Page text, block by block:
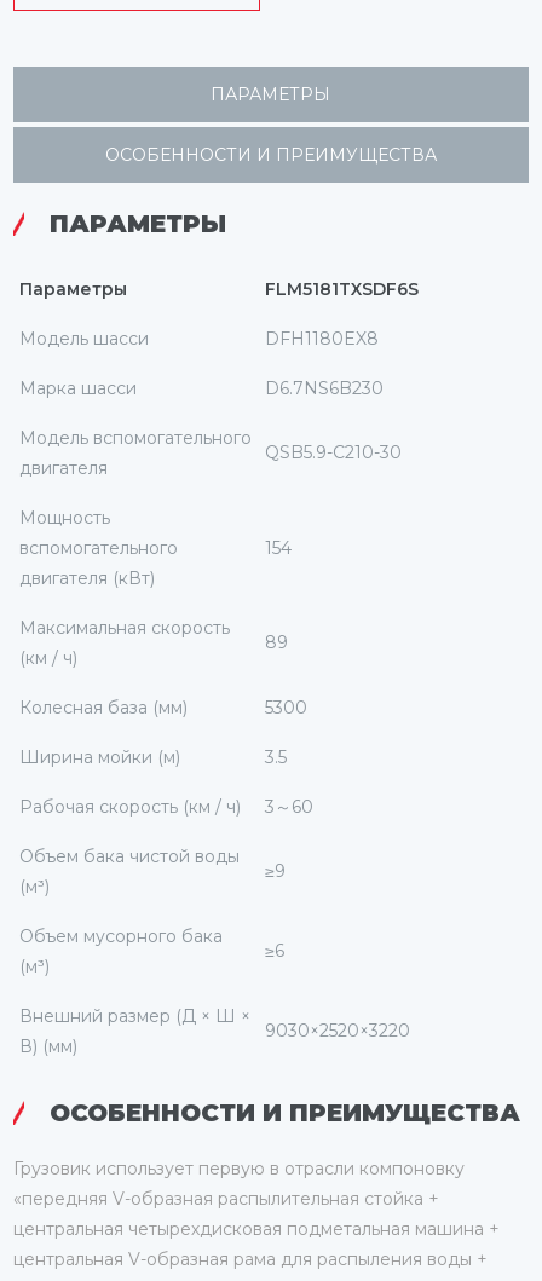
ПАРАМЕТРЫ
ОСОБЕННОСТИ И ПРЕИМУЩЕСТВА
ПАРАМЕТРЫ
Параметры FLM5181TXSDF6S
Модель шасси DFH1180EX8
Марка шасси D6.7NS6B230
Модель вспомогательного
двигателя
QSB5.9-C210-30
Мощность
вспомогательного
двигателя (кВт)
154
Максимальная скорость
(км / ч)
89
Колесная база (мм) 5300
Ширина мойки (м) 3.5
Рабочая скорость (км / ч) 3～60
Объем бака чистой воды
(м³)
≥9
Объем мусорного бака
(м³)
≥6
Внешний размер (Д × Ш ×
В) (мм)
9030×2520×3220
ОСОБЕННОСТИ И ПРЕИМУЩЕСТВА
Грузовик использует первую в отрасли компоновку
«передняя V-образная распылительная стойка +
центральная четырехдисковая подметальная машина +
центральная V-образная рама для распыления воды +